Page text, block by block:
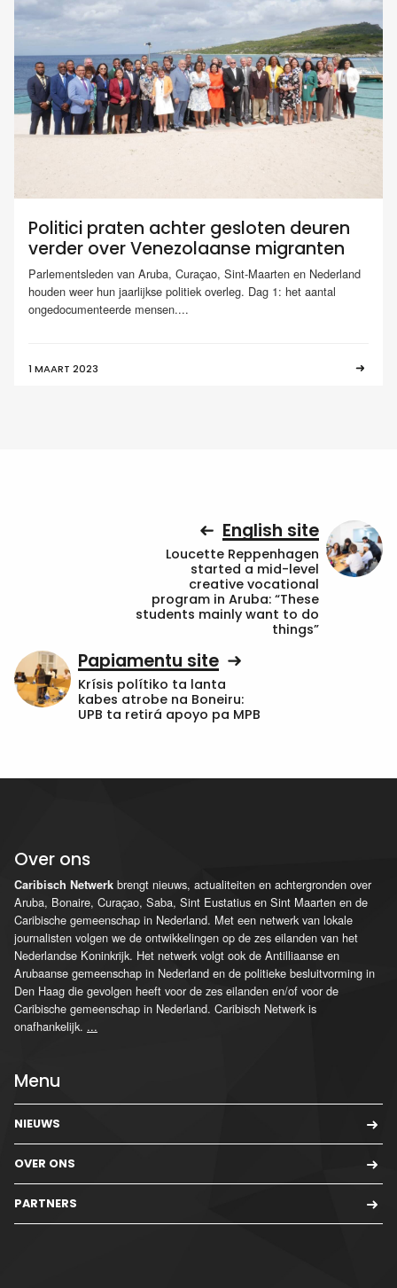
Politici praten achter gesloten deuren
verder over Venezolaanse migranten
Parlementsleden van Aruba, Curaçao, Sint-Maarten en Nederland
houden weer hun jaarlijkse politiek overleg. Dag 1: het aantal
ongedocumenteerde mensen....
1 MAART 2023
English site
Loucette Reppenhagen
started a mid-level
creative vocational
program in Aruba: “These
students mainly want to do
things”
Papiamentu site
Krísis polítiko ta lanta
kabes atrobe na Boneiru:
UPB ta retirá apoyo pa MPB
Over ons
Caribisch Netwerk brengt nieuws, actualiteiten en achtergronden over
Aruba, Bonaire, Curaçao, Saba, Sint Eustatius en Sint Maarten en de
Caribische gemeenschap in Nederland. Met een netwerk van lokale
journalisten volgen we de ontwikkelingen op de zes eilanden van het
Nederlandse Koninkrijk. Het netwerk volgt ook de Antilliaanse en
Arubaanse gemeenschap in Nederland en de politieke besluitvorming in
Den Haag die gevolgen heeft voor de zes eilanden en/of voor de
Caribische gemeenschap in Nederland. Caribisch Netwerk is
onafhankelijk. ...
Menu
NIEUWS
OVER ONS
PARTNERS